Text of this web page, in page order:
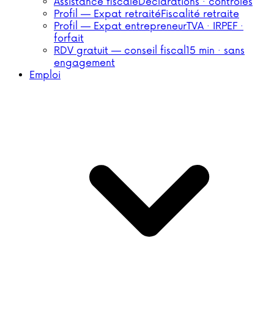
Profil — Expat retraitéFiscalité retraite
Profil — Expat entrepreneurTVA · IRPEF ·
forfait
RDV gratuit — conseil fiscal15 min · sans
engagement
Emploi